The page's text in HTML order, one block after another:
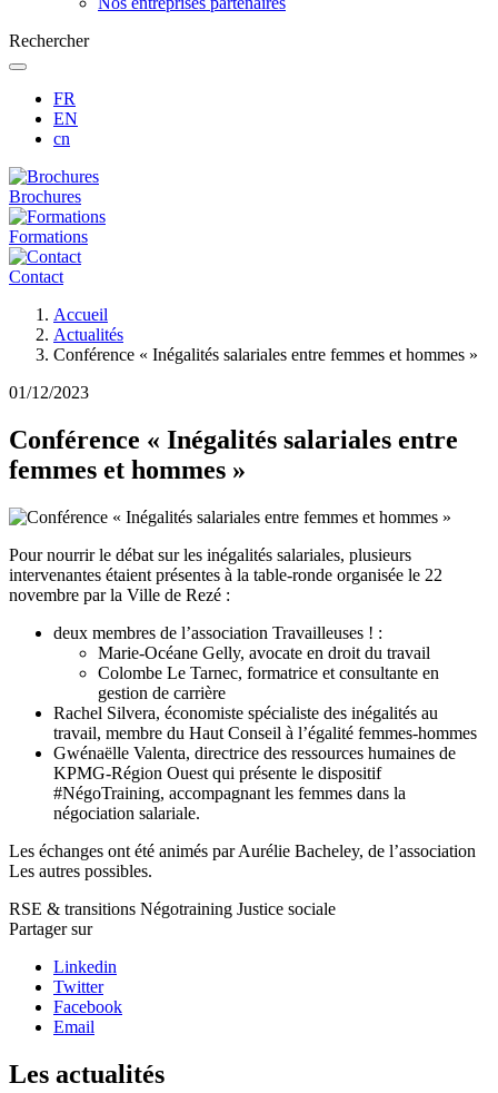
Rechercher
FR
EN
cn
Brochures
Formations
Contact
d'Ariane
Accueil
Actualités
Conférence « Inégalités salariales entre femmes et hommes »
01/12/2023
Conférence « Inégalités salariales entre
femmes et hommes »
Pour nourrir le débat sur les inégalités salariales, plusieurs
intervenantes étaient présentes à la table-ronde organisée le 22
novembre par la Ville de Rezé :
deux membres de l’association Travailleuses ! :
Marie-Océane Gelly, avocate en droit du travail
Colombe Le Tarnec, formatrice et consultante en
gestion de carrière
Rachel Silvera, économiste spécialiste des inégalités au
travail, membre du Haut Conseil à l’égalité femmes-hommes
Gwénaëlle Valenta, directrice des ressources humaines de
KPMG-Région Ouest qui présente le dispositif
#NégoTraining, accompagnant les femmes dans la
négociation salariale.
Les échanges ont été animés par Aurélie Bacheley, de l’association
Les autres possibles.
RSE & transitions Négotraining Justice sociale
Partager sur
Linkedin
Twitter
Facebook
Email
Les actualités